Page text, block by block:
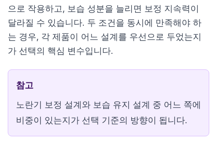
으로 작용하고, 보습 성분을 늘리면 보정 지속력이
달라질 수 있습니다. 두 조건을 동시에 만족해야 하
는 경우, 각 제품이 어느 설계를 우선으로 두었는지
가 선택의 핵심 변수입니다.
참고
노란기 보정 설계와 보습 유지 설계 중 어느 쪽에
비중이 있는지가 선택 기준의 방향이 됩니다.